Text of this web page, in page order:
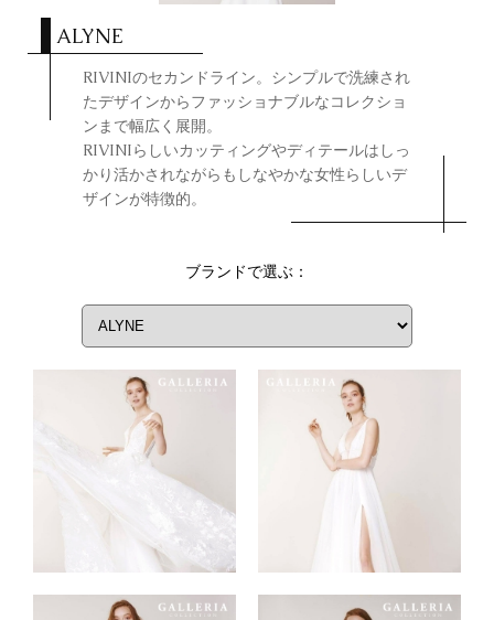
ALYNE
RIVINIのセカンドライン。シンプルで洗練され
たデザインからファッショナブルなコレクショ
ンまで幅広く展開。
RIVINIらしいカッティングやディテールは しっ
かり活かされながらもしなやかな女性らしいデ
ザインが特徴的。
ブランドで選ぶ：